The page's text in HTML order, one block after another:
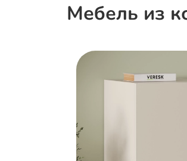
Мебель из